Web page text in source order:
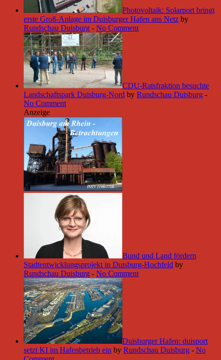
Photovoltaik: Solarport bringt
erste Groß-Anlage im Duisburger Hafen ans Netz by
Rundschau Duisburg - No Comment
CDU-Ratsfraktion besuchte
Landschaftspark Duisburg-Nord by Rundschau Duisburg -
No Comment
Anzeige
Bund und Land fördern
Stadtentwicklungsprojekt in Duisburg-Hochfeld by
Rundschau Duisburg - No Comment
Duisburger Hafen: duisport
setzt KI im Hafenbetrieb ein by Rundschau Duisburg - No